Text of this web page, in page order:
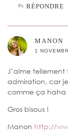
RÉPONDRE
MANON
1
J’aime tellement
admiration, car
comme ça haha
Gros bisous !
Manon http://